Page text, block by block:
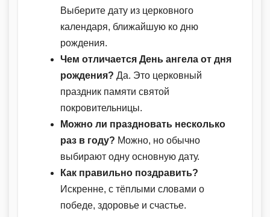
Выберите дату из церковного
календаря, ближайшую ко дню
рождения.
Чем отличается День ангела от дня
рождения? Да. Это церковный
праздник памяти святой
покровительницы.
Можно ли праздновать несколько
раз в году? Можно, но обычно
выбирают одну основную дату.
Как правильно поздравить?
Искренне, с тёплыми словами о
победе, здоровье и счастье.